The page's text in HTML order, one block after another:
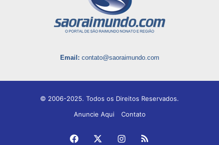
Email: contato@saoraimundo.com
© 2006-2025. Todos os Direitos Reservados.
Anuncie Aqui
Contato
Facebook Instagram
RSS